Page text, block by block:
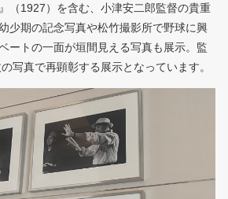
（1927）を含む、小津安二郎監督の貴重
少期の記念写真や松竹撮影所で野球に興
ートの一面が垣間見える写真も展示。監
写真で再顕彰する展示となっています。